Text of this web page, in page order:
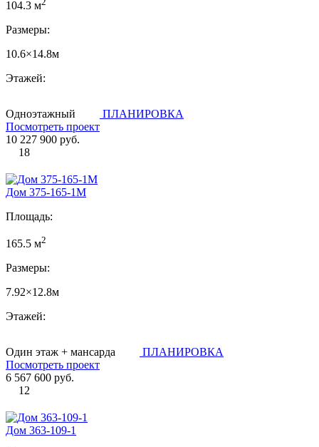
104.3 м
Размеры:
10.6×14.8м
Этажей:
Одноэтажный
ПЛАНИРОВКА
Посмотреть проект
10 227 900 руб.
18
Дом 375-165-1М
Площадь:
165.5 м2
Размеры:
7.92×12.8м
Этажей:
Один этаж + мансарда
ПЛАНИРОВКА
Посмотреть проект
6 567 600 руб.
12
Дом 363-109-1